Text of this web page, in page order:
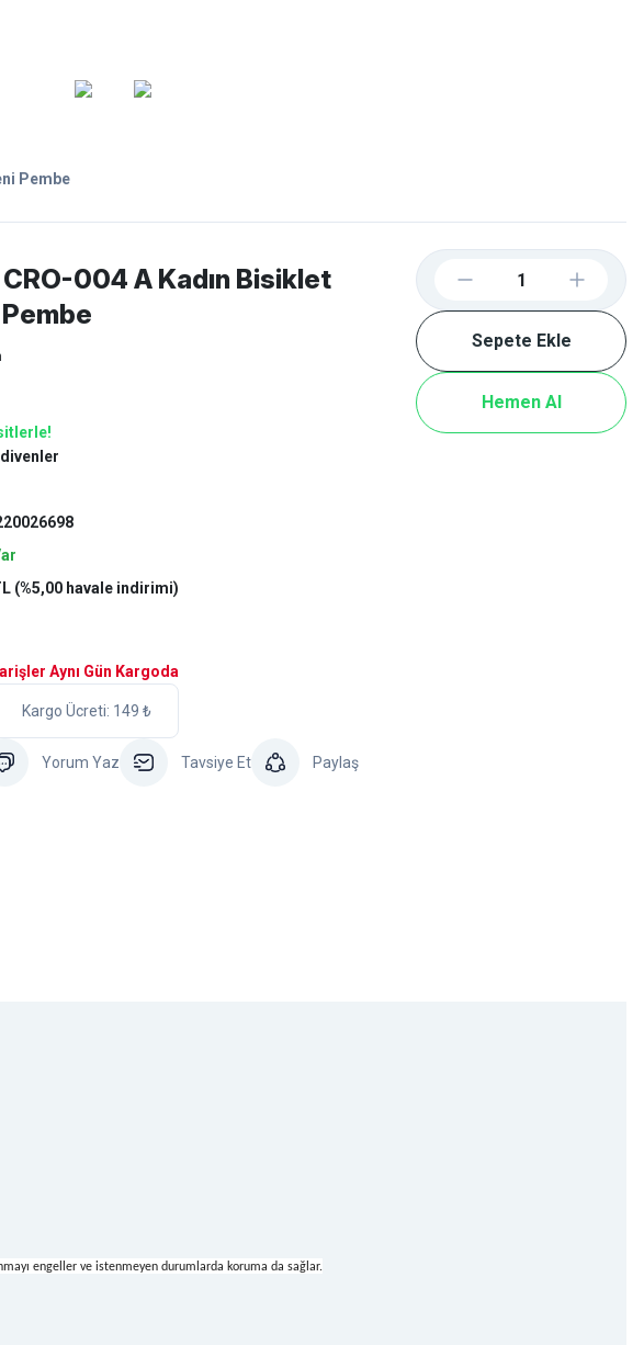
TAMİR/BAKIM GİYİM
Pembe
004 A Kadın Bisiklet
(%5,00 havale indirimi)
Aynı Gün Kargoda
Kargo Ücreti: 149 ₺
Yorum Yaz Tavsiye Et Paylaş
Sepete Ekle
Hemen Al
engeller ve istenmeyen durumlarda koruma da sağlar.